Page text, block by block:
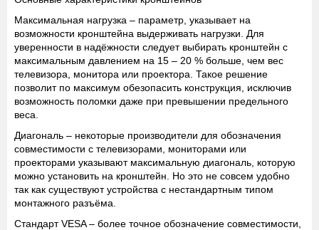
Максимальная нагрузка – параметр, указывает на
возможности кронштейна выдерживать нагрузки. Для
уверенности в надёжности следует выбирать кронштейн с
максимальным давлением на 15 – 20 % больше, чем вес
телевизора, монитора или проектора. Такое решение
позволит по максимум обезопасить конструкция, исключив
возможность поломки даже при превышении предельного
веса.
Диагональ – некоторые производители для обозначения
совместимости с телевизорами, мониторами или
проекторами указывают максимальную диагональ, которую
можно установить на кронштейн. Но это не совсем удобно
так как существуют устройства с нестандартным типом
монтажного разъёма.
СтандартVESA– более точное обозначение совместимости,